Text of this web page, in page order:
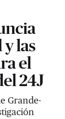
las
el
24J
Grande-